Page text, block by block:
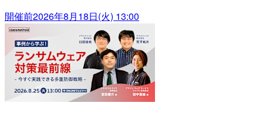
開催前2026年8月18日(火) 13:00